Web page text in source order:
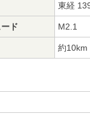
東経
ド M2.1
約10km